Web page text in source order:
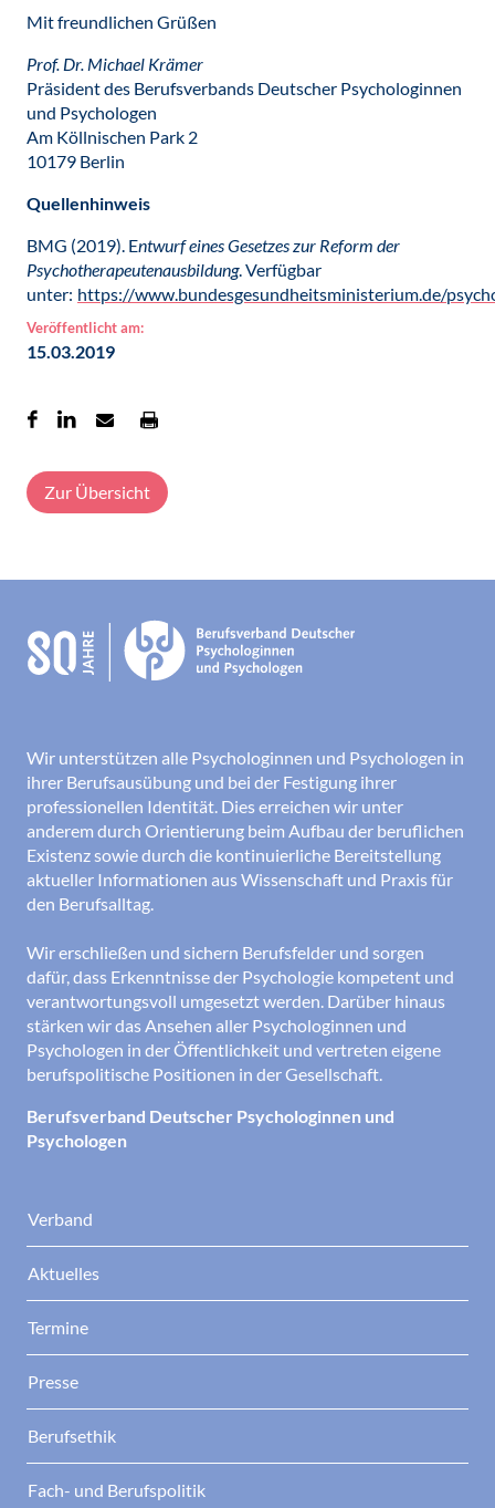
Mit freundlichen Grüßen
Prof. Dr. Michael Krämer
Präsident des Berufsverbands Deutscher Psychologinnen
und Psychologen
Am Köllnischen Park 2
10179 Berlin
Quellenhinweis
BMG (2019). Entwurf eines Gesetzes zur Reform der
Psychotherapeutenausbildung. Verfügbar
unter: https://www.bundesgesundheitsministerium.de/
Veröffentlicht am:
15.03.2019
Zur Übersicht
Wir unterstützen alle Psychologinnen und Psychologen in
ihrer Berufsausübung und bei der Festigung ihrer
professionellen Identität. Dies erreichen wir unter
anderem durch Orientierung beim Aufbau der beruflichen
Existenz sowie durch die kontinuierliche Bereitstellung
aktueller Informationen aus Wissenschaft und Praxis für
den Berufsalltag.
Wir erschließen und sichern Berufsfelder und sorgen
dafür, dass Erkenntnisse der Psychologie kompetent und
verantwortungsvoll umgesetzt werden. Darüber hinaus
stärken wir das Ansehen aller Psychologinnen und
Psychologen in der Öffentlichkeit und vertreten eigene
berufspolitische Positionen in der Gesellschaft.
Berufsverband Deutscher Psychologinnen und
Psychologen
Verband
Aktuelles
Termine
Presse
Berufsethik
Fach- und Berufspolitik